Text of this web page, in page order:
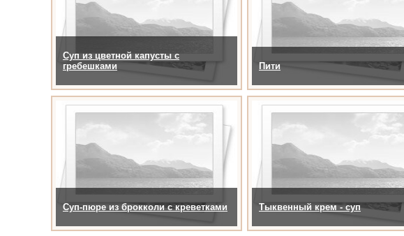
Суп из цветной капусты с
гребешками
Пити
Суп-пюре из брокколи с креветками Тыквенный крем - суп